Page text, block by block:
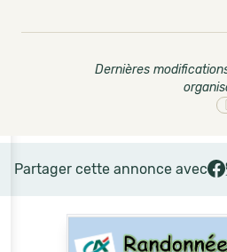
Dernières
Partager cette annonce avec